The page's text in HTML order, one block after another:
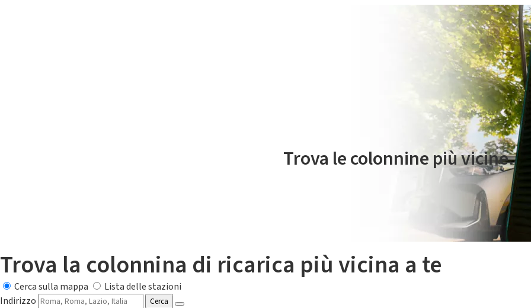
Il servizio di mobilità elettrica è gestito da Plenitude On The Road
Trova le colonnine più vicine.
Trova la colonnina di ricarica più vicina a te
Cerca sulla mappa
Lista delle stazioni
Indirizzo
Cerca